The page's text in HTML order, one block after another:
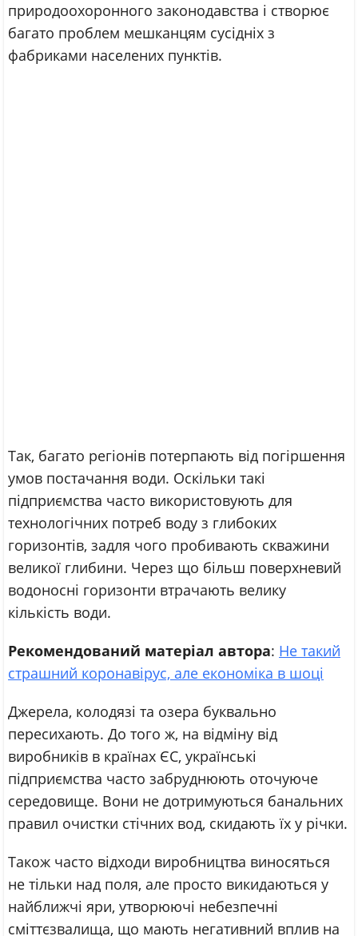
природоохоронного законодавства і створює
багато проблем мешканцям сусідніх з
фабриками населених пунктів.
Так, багато регіонів потерпають від погіршення
умов постачання води. Оскільки такі
підприємства часто використовують для
технологічних потреб воду з глибоких
горизонтів, задля чого пробивають скважини
великої глибини. Через що більш поверхневий
водоносні горизонти втрачають велику
кількість води.
Рекомендований матеріал автора: Не такий
страшний коронавірус, але економіка в шоці
Джерела, колодязі та озера буквально
пересихають. До того ж, на відміну від
виробників в країнах ЄС, українські
підприємства часто забруднюють оточуюче
середовище. Вони не дотримуються банальних
правил очистки стічних вод, скидають їх у річки.
Також часто відходи виробництва виносяться
не тільки над поля, але просто викидаються у
найближчі яри, утворюючі небезпечні
сміттєзвалища, що мають негативний вплив на